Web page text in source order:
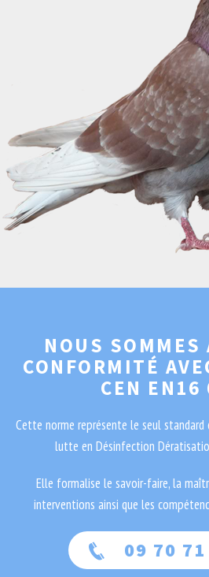
NOUS SOMMES
CONFORMITÉ
CEN EN16
Cette norme représente le seul
lutte en Désinfection
Elle formalise le savoir-faire, la
interventions ainsi que les
09 70